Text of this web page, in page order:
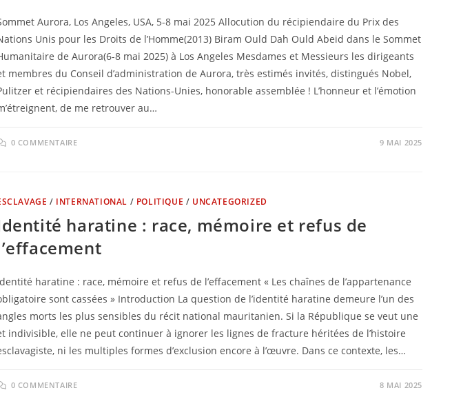
Aurora, Los Angeles, USA, 5-8 mai 2025 Allocution du récipiendaire du Prix des
Unis pour les Droits de l’Homme(2013) Biram Ould Dah Ould Abeid dans le Sommet
de Aurora(6-8 mai 2025) à Los Angeles Mesdames et Messieurs les dirigeants
membres du Conseil d’administration de Aurora, très estimés invités, distingués Nobel,
et récipiendaires des Nations-Unies, honorable assemblée ! L’honneur et l’émotion
de me retrouver au…
0 COMMENTAIRE 9 MAI 2025
/ INTERNATIONAL / POLITIQUE / UNCATEGORIZED
haratine : race, mémoire et refus de
haratine : race, mémoire et refus de l’effacement « Les chaînes de l’appartenance
sont cassées » Introduction La question de l’identité haratine demeure l’un des
morts les plus sensibles du récit national mauritanien. Si la République se veut une
indivisible, elle ne peut continuer à ignorer les lignes de fracture héritées de l’histoire
ni les multiples formes d’exclusion encore à l’œuvre. Dans ce contexte, les…
0 COMMENTAIRE 8 MAI 2025